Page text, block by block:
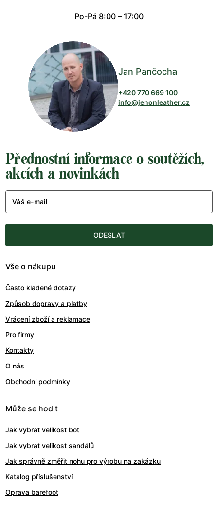
Po-Pá 8:00 – 17:00
Jan Pančocha
+420 770 669 100
info@jenonleather.cz
Přednostní informace o soutěžích,
akcích a novinkách
Váš e-mail
ODESLAT
Vše o nákupu
Často kladené dotazy
Způsob dopravy a platby
Vrácení zboží a reklamace
Pro firmy
Kontakty
O nás
Obchodní podmínky
Může se hodit
Jak vybrat velikost bot
Jak vybrat velikost sandálů
Jak správně změřit nohu pro výrobu na zakázku
Katalog příslušenství
Oprava barefoot